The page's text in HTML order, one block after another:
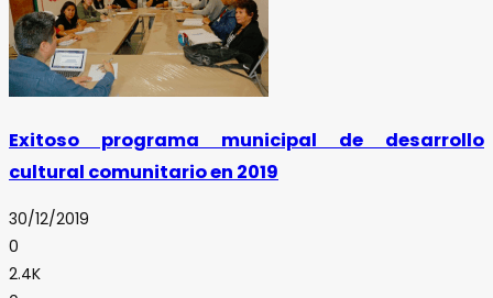
Exitoso programa municipal de desarrollo
cultural comunitario en 2019
30/12/2019
0
2.4K